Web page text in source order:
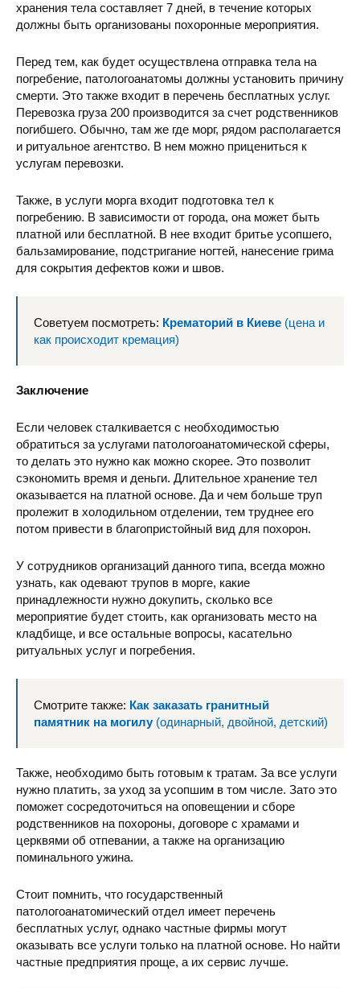
хранения тела составляет 7 дней, в течение которых
должны быть организованы похоронные мероприятия.
Перед тем, как будет осуществлена отправка тела на
погребение, патологоанатомы должны установить причину
смерти. Это также входит в перечень бесплатных услуг.
Перевозка груза 200 производится за счет родственников
погибшего. Обычно, там же где морг, рядом располагается
и ритуальное агентство. В нем можно прицениться к
услугам перевозки.
Также, в услуги морга входит подготовка тел к
погребению. В зависимости от города, она может быть
платной или бесплатной. В нее входит бритье усопшего,
бальзамирование, подстригание ногтей, нанесение грима
для сокрытия дефектов кожи и швов.
Советуем посмотреть: Крематорий в Киеве (цена и
как происходит кремация)
Заключение
Если человек сталкивается с необходимостью
обратиться за услугами патологоанатомической сферы,
то делать это нужно как можно скорее. Это позволит
сэкономить время и деньги. Длительное хранение тел
оказывается на платной основе. Да и чем больше труп
пролежит в холодильном отделении, тем труднее его
потом привести в благопристойный вид для похорон.
У сотрудников организаций данного типа, всегда можно
узнать, как одевают трупов в морге, какие
принадлежности нужно докупить, сколько все
мероприятие будет стоить, как организовать место на
кладбище, и все остальные вопросы, касательно
ритуальных услуг и погребения.
Смотрите также: Как заказать гранитный
памятник на могилу (одинарный, двойной, детский)
Также, необходимо быть готовым к тратам. За все услуги
нужно платить, за уход за усопшим в том числе. Зато это
поможет сосредоточиться на оповещении и сборе
родственников на похороны, договоре с храмами и
церквями об отпевании, а также на организацию
поминального ужина.
Стоит помнить, что государственный
патологоанатомический отдел имеет перечень
бесплатных услуг, однако частные фирмы могут
оказывать все услуги только на платной основе. Но найти
частные предприятия проще, а их сервис лучше.